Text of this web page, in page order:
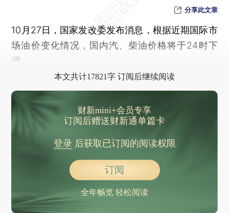
前九月规上工业企业利润同比增长3.2% 增速加快2.3个百分点
李成钢：中美就稳妥解决多项重要经贸议题形成初步共识
东部战区空军多架轰-6K，赴台岛周边海空域展开模拟对抗训练
80天3人遇难，深圳一国家地质自然公园紧急提醒
驾车发生事故还殴打交警？吴某某（男，46岁），被刑拘
美国超5900个航班延误
以军空袭黎巴嫩，致3人死亡
中印正式恢复直航
广西忻城县果遂镇两失联少年遗体已找到，官方通报
内塔尼亚胡：以色列将决定加沙“国际部队”构成
俄方：普京与特朗普会晤的倡议依然有效
分享此文章
10月27日，国家发改委发布消息，根据近期国际市
场油价变化情况，国内汽、柴油价格将于24时下
调，
本文共计17821字 订阅后继续阅读
财新mini+会员专享
订阅后赠送财新通单篇卡
登录后获取已订阅的阅读权限
订阅
全年畅览 轻松阅读